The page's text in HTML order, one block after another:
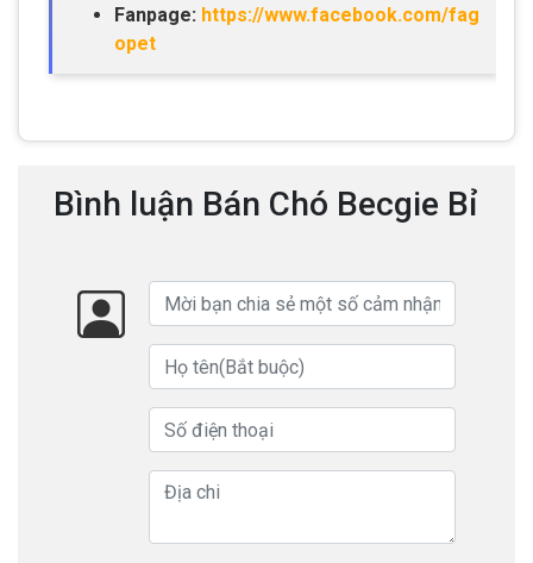
Fanpage: https://www.facebook.com/fag
opet
Bình luận Bán Chó Becgie Bỉ